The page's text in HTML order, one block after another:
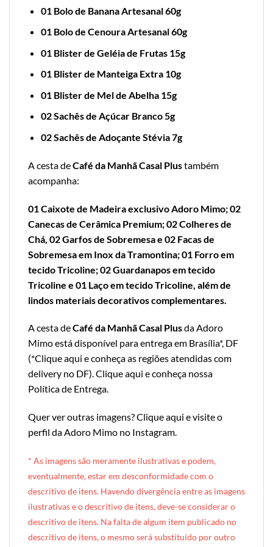
01 Bolo de Banana Artesanal 60g
01 Bolo de Cenoura Artesanal 60g
01 Blister de Geléia de Frutas 15g
01 Blister de Manteiga Extra 10g
01 Blister de Mel de Abelha 15g
02 Sachês de Açúcar Branco 5g
02 Sachês de Adoçante Stévia 7g
A cesta deCafé da Manhã Casal Plustambém
acompanha:
01 Caixote de Madeira exclusivo Adoro Mimo; 02
Canecas de Cerâmica Premium; 02 Colheres de
Chá, 02 Garfos de Sobremesa e 02 Facas de
Sobremesa em Inox da Tramontina; 01 Forro em
tecido Tricoline; 02 Guardanapos em tecido
Tricoline e 01 Laço em tecido Tricoline, além de
lindos materiais decorativos complementares.
A cesta deCafé da Manhã Casal Plusda Adoro
Mimo está disponível para entrega em Brasília*, DF
(*Clique aqui e conheça as regiões atendidas com
delivery no DF).Clique aqui e conheça nossa
Política de Entrega.
Quer ver outras imagens?Clique aqui e visite o
perfil da Adoro Mimo no Instagram.
* As imagens são meramente ilustrativas e podem,
eventualmente, estar em desconformidade com o
descritivo de itens. Havendo divergência entre as imagens
ilustrativas e o descritivo de itens, deve-se considerar o
descritivo de itens. Na falta de algum item publicado no
descritivo de itens, o mesmo será substituído por outro